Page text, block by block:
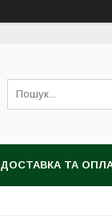
ДОСТАВКА ТА